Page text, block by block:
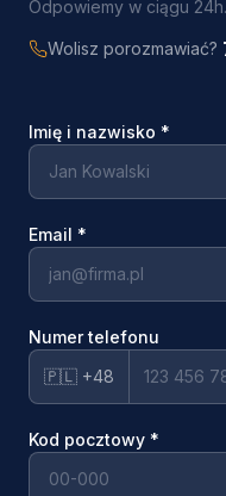
Odpowiemy w ciągu
Wolisz porozmawiać?
Imię i nazwisko *
Email *
Numer telefonu
🇵🇱 +48
Kod pocztowy *